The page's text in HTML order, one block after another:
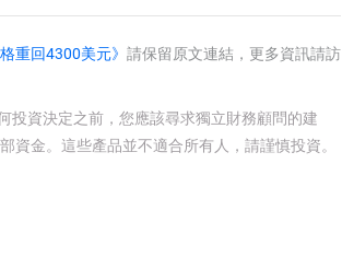
重回4300美元》 請保留原文連結，更多資訊請訪
投資決定之前，您應該尋求獨立財務顧問的建
資金。這些產品並不適合所有人，請謹慎投資。